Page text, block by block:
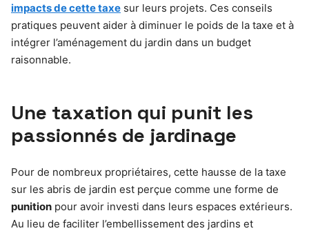
impacts de cette taxe sur leurs projets. Ces conseils
pratiques peuvent aider à diminuer le poids de la taxe et à
intégrer l’aménagement du jardin dans un budget
raisonnable.
Une taxation qui punit les
passionnés de jardinage
Pour de nombreux propriétaires, cette hausse de la taxe
sur les abris de jardin est perçue comme une forme de
punition pour avoir investi dans leurs espaces extérieurs.
Au lieu de faciliter l’embellissement des jardins et